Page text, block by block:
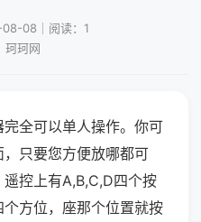
08｜阅读：1
珂珂网
全可以单人操作。你可
只要您方便放哪都可
控上有A,B,C,D四个按
方位，座那个位置就按